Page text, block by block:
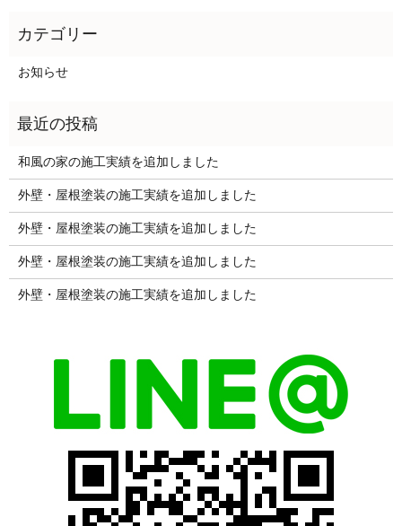
お知らせ
和風の家の施工実績を追加しました
外壁・屋根塗装の施工実績を追加しました
外壁・屋根塗装の施工実績を追加しました
外壁・屋根塗装の施工実績を追加しました
外壁・屋根塗装の施工実績を追加しました